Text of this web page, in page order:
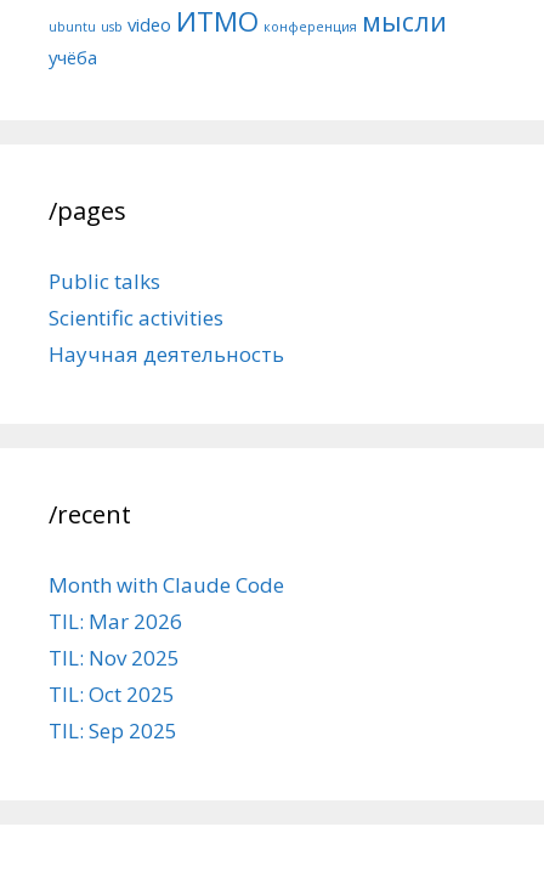
ubuntu usb video ИТМО конференция мысли
учёба
/pages
Public talks
Scientific activities
Научная деятельность
/recent
Month with Claude Code
TIL: Mar 2026
TIL: Nov 2025
TIL: Oct 2025
TIL: Sep 2025